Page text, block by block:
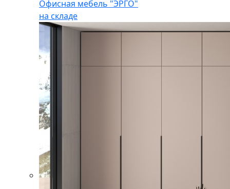
Офисная мебель "ЭРГО"
на складе